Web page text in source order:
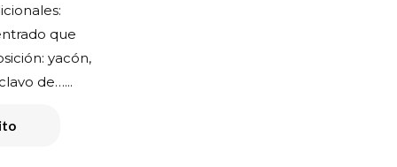
que
yacón,
de…...